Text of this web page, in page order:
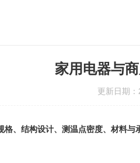
家用电器与
更新日期
格、结构设计、测温点密度、材料与